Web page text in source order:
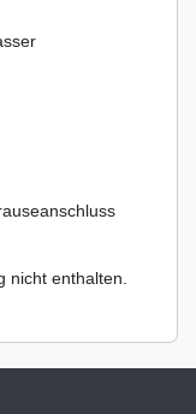
nicht enthalten.